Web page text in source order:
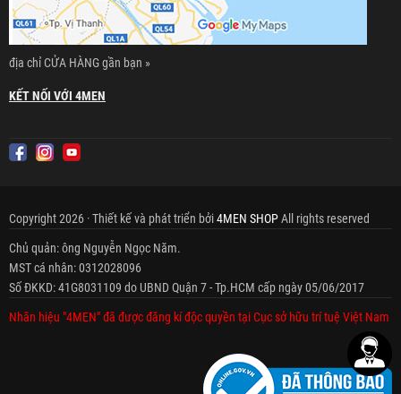
địa chỉ CỬA HÀNG gần bạn »
KẾT NỐI VỚI 4MEN
Copyright 2026 · Thiết kế và phát triển bởi4MEN SHOPAll rights reserved
Chủ quản: ông Nguyễn Ngọc Năm.
MST cá nhân: 0312028096
Số ĐKKD: 41G8031109 do UBND Quận 7 - Tp.HCM cấp ngày 05/06/2017
Nhãn hiệu "4MEN" đã được đăng kí độc quyền tại Cục sở hữu trí tuệ Việt Nam